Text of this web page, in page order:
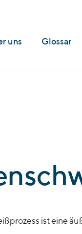
uns Glossar
ist eine